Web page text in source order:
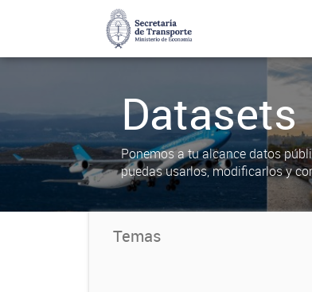
Datasets
Ponemos a tu alcance datos
puedas usarlos, modificarlos y
Temas